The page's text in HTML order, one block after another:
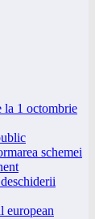
1 octombrie
schemei
european